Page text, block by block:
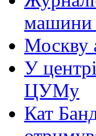
машини
Москву
У
ЦУМу
Кат